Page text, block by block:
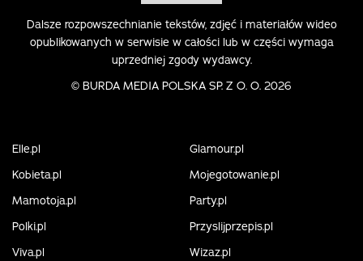
Dalsze rozpowszechnianie tekstów, zdjęć i materiałów wideo
opublikowanych w serwisie w całości lub w części wymaga
uprzedniej zgody wydawcy.
© BURDA MEDIA POLSKA SP. Z O. O. 2026
Elle.pl
Glamour.pl
Kobieta.pl
Mojegotowanie.pl
Mamotoja.pl
Party.pl
Polki.pl
Przyslijprzepis.pl
Viva.pl
Wizaz.pl